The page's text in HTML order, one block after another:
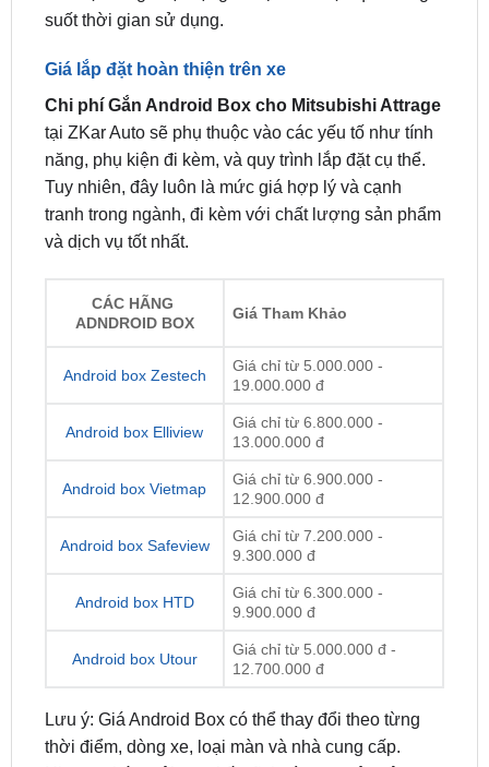
Giá lắp đặt hoàn thiện trên xe
tại ZKar Auto sẽ phụ thuộc vào các yếu tố như tính
năng, phụ kiện đi kèm, và quy trình lắp đặt cụ thể.
Tuy nhiên, đây luôn là mức giá hợp lý và cạnh
tranh trong ngành, đi kèm với chất lượng sản phẩm
và dịch vụ tốt nhất.
CÁC HÃNG
Android box Zestech
Giá chỉ từ 5.000.000 -
Android box Elliview
Giá chỉ từ 6.800.000 -
13.000.000 đ
Android box Vietmap
Giá chỉ từ 6.900.000 -
12.900.000 đ
Android box Safeview
Giá chỉ từ 7.200.000 -
9.300.000 đ
Android box HTD
Giá chỉ từ 6.300.000 -
9.900.000 đ
Android box Utour
Giá chỉ từ 5.000.000 đ -
12.700.000 đ
Lưu ý: Giá Android Box có thể thay đổi theo từng
Nhưng chúng tôi cam kết sẽ thường xuyên cập
nhật giá chính xác. Để được hỗ trợ báo giá chi tiết,